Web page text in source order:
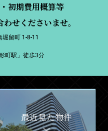
初期費用概算等
せくださいませ。
留町 1-8-11
町駅」徒歩3分
最近見た物件